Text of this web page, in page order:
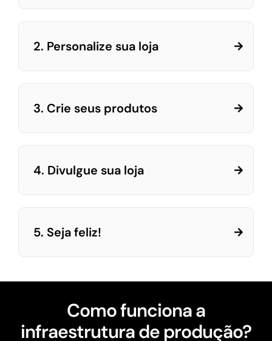
2. Personalize sua loja
3. Crie seus produtos
4. Divulgue sua loja
5. Seja feliz!
Como funciona a
infraestrutura de produção?